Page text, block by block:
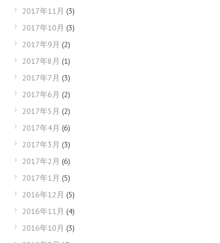
2017年11月 (3)
2017年10月 (3)
2017年9月 (2)
2017年8月 (1)
2017年7月 (3)
2017年6月 (2)
2017年5月 (2)
2017年4月 (6)
2017年3月 (3)
2017年2月 (6)
2017年1月 (5)
2016年12月 (5)
2016年11月 (4)
2016年10月 (3)